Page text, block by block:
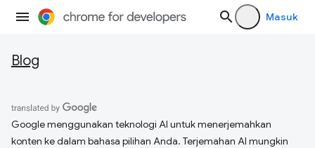
Masuk
Blog
Google menggunakan teknologi AI untuk menerjemahkan
konten ke dalam bahasa pilihan Anda. Terjemahan AI mungkin